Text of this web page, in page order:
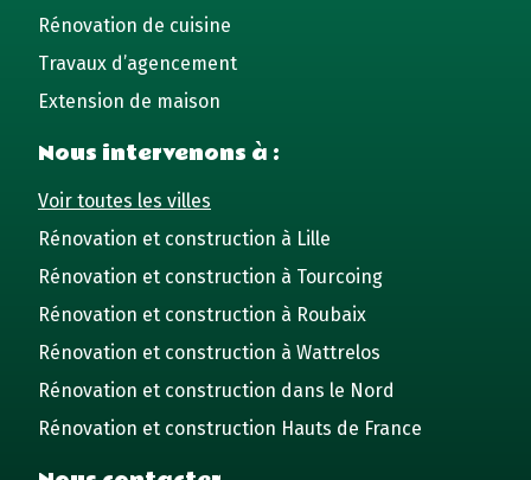
Rénovation de cuisine
Travaux d’agencement
Extension de maison
Nous intervenons à :
Voir toutes les villes
Rénovation et construction à Lille
Rénovation et construction à Tourcoing
Rénovation et construction à Roubaix
Rénovation et construction à Wattrelos
Rénovation et construction dans le Nord
Rénovation et construction Hauts de France